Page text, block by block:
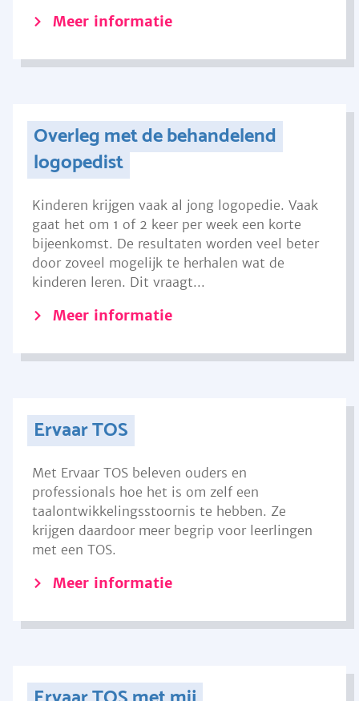
Meer informatie
Overleg met de behandelend
logopedist
Kinderen krijgen vaak al jong logopedie. Vaak
gaat het om 1 of 2 keer per week een korte
bijeenkomst. De resultaten worden veel beter
door zoveel mogelijk te herhalen wat de
kinderen leren. Dit vraagt...
Meer informatie
Ervaar TOS
Met Ervaar TOS beleven ouders en
professionals hoe het is om zelf een
taalontwikkelingsstoornis te hebben. Ze
krijgen daardoor meer begrip voor leerlingen
met een TOS.
Meer informatie